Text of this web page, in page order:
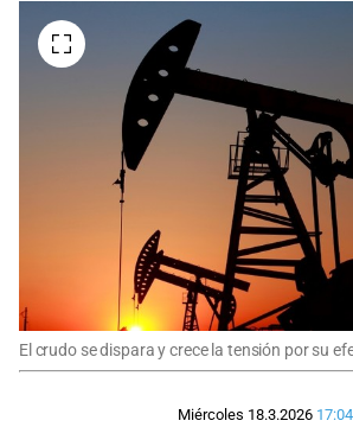
El crudo se dispara y crece la tensión por su
Miércoles 18.3.2026 17:04